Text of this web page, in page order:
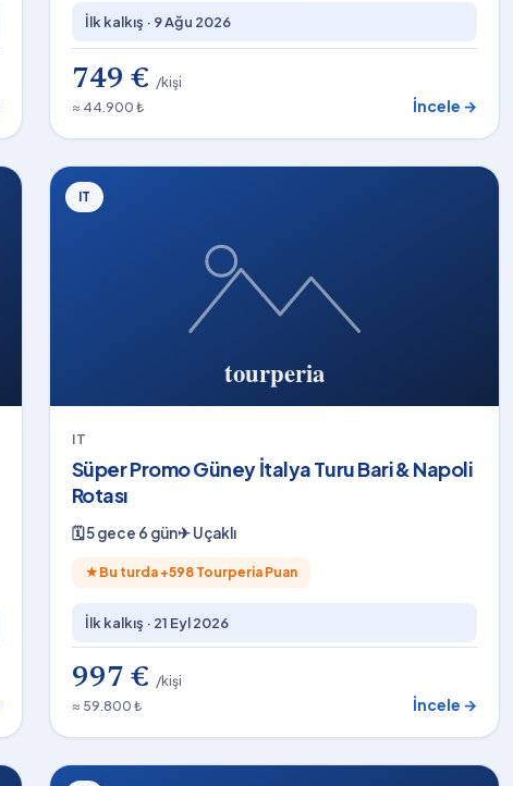
İlk kalkış · 9 Ağu 2026
749 € /kişi
≈ 44.900 ₺
İncele →
IT
IT
Süper Promo Güney İtalya Turu Bari & Napoli
Rotası
🗓5 gece 6 gün✈Uçaklı
★ Bu turda +598Tourperia Puan
İlk kalkış · 21 Eyl 2026
997 € /kişi
≈ 59.800 ₺
İncele →